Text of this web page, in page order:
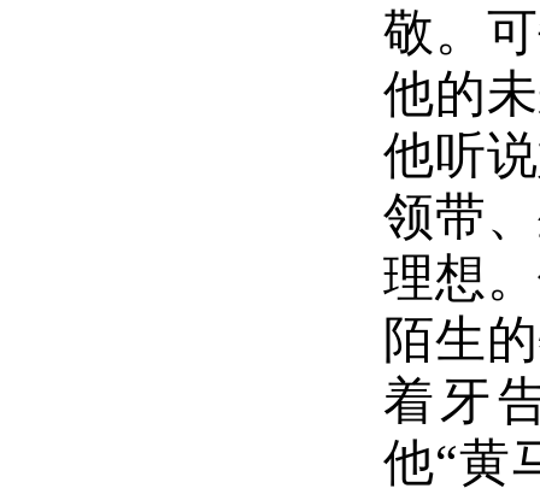
敬。
他的
他听
领带
理想
陌生
着牙
他“黄